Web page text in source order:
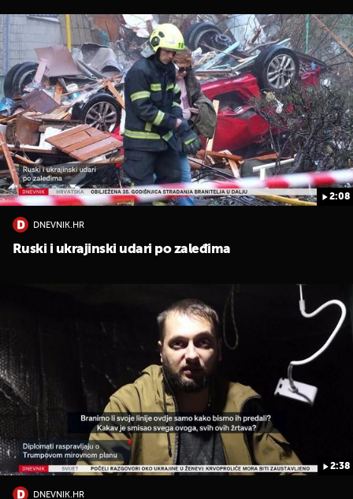
2:08
DNEVNIK.HR
Ruski i ukrajinski udari po zaleđima
2:38
DNEVNIK.HR